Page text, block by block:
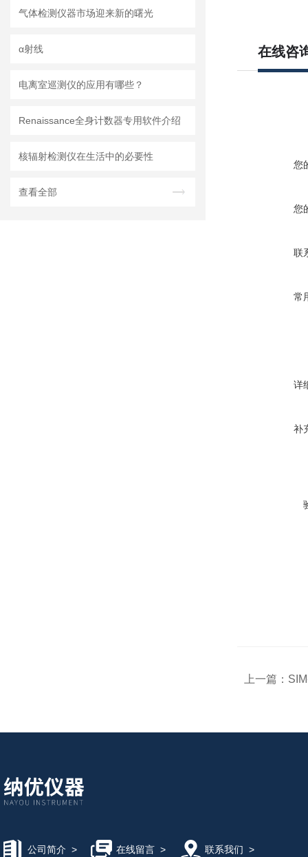
气体检测仪器市场迎来新的曙光
α射线
电离室巡测仪的应用有哪些？
Renaissance全身计数器专用软件介绍
核辐射检测仪在生活中的必要性
查看全部
在线咨
您
您
联
常
详
补
上一篇：
公司简介 > 在线留言> 联系我们 >